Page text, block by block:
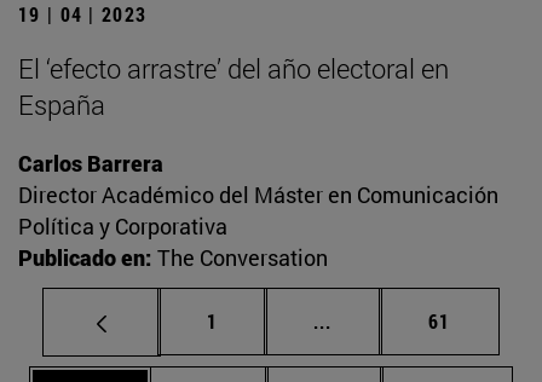
19 | 04 | 2023
El ‘efecto arrastre’ del año electoral en
España
Carlos Barrera
Director Académico del Máster en Comunicación
Política y Corporativa
Publicado en: The Conversation
Página
1 ... Páginas intermedias
Página
61